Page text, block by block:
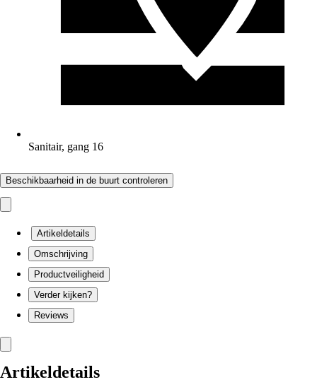
Sanitair, gang 16
Beschikbaarheid in de buurt controleren
Artikeldetails
Omschrijving
Productveiligheid
Verder kijken?
Reviews
Artikeldetails